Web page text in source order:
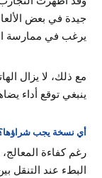
جيدة في بعض
يرغب في ممارسة
مع ذلك، لا يزال
ينبغي توقع أداء
أي نسخة يجب
البطء عند التنقل